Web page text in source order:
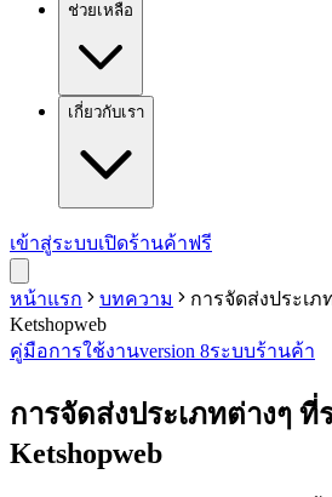
ช่วยเหลือ
เกี่ยวกับเรา
เข้าสู่ระบบเปิดร้านค้าฟรี
หน้าแรก บทความ
การจัดส่งประเภ
Ketshopweb
คู่มือการใช้งานversion 8ระบบร้านค้า
การจัดส่งประเภทต่างๆ ที่
Ketshopweb